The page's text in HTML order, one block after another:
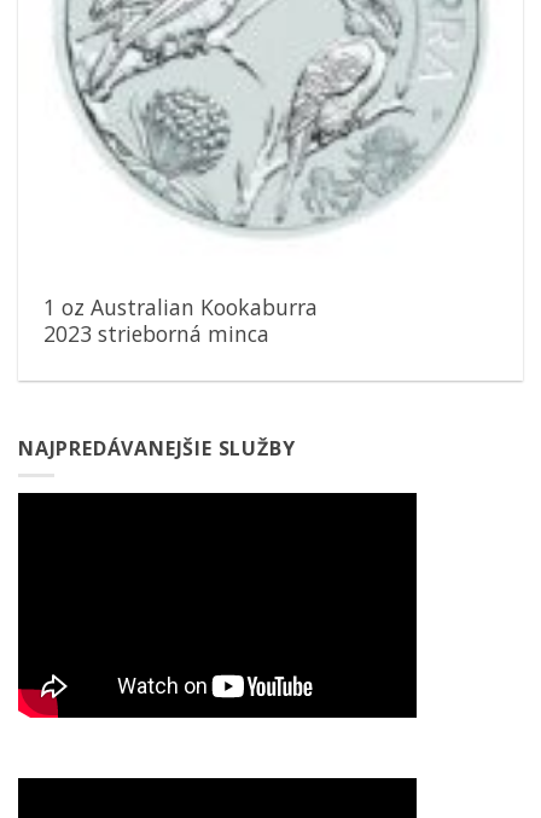
1 oz Australian Kookaburra
2023 strieborná minca
NAJPREDÁVANEJŠIE SLUŽBY